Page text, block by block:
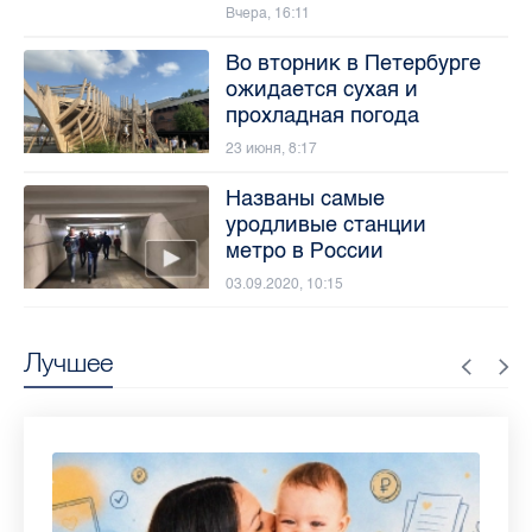
Лучшее
Вчера, 16:11
Во вторник в Петербурге
ожидается сухая и
прохладная погода
23 июня, 8:17
Названы самые
уродливые станции
метро в России
03.09.2020, 10:15